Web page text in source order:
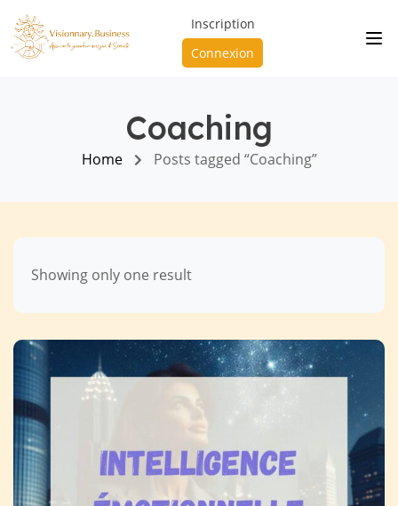
Inscription
Connexion
Coaching
Home Posts tagged “Coaching”
Showing only one result